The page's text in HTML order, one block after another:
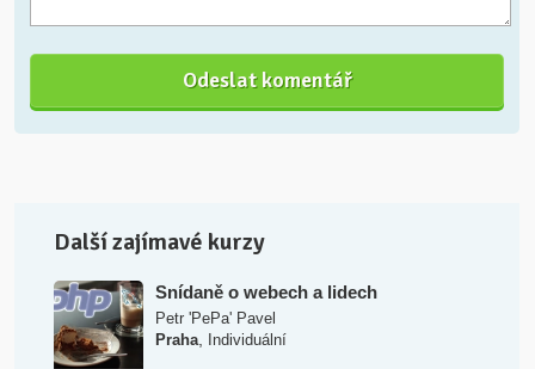
Další zajímavé kurzy
Snídaně o webech a lidech
Petr 'PePa' Pavel
Praha, Individuální